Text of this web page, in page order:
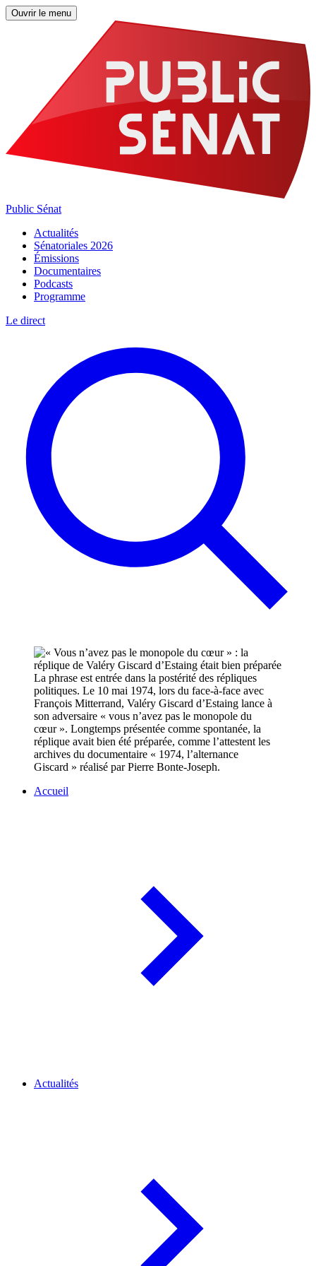
Ouvrir le menu
Public Sénat
Actualités
Sénatoriales 2026
Émissions
Documentaires
Podcasts
Programme
Le direct
La phrase est entrée dans la postérité des répliques
politiques. Le 10 mai 1974, lors du face-à-face avec
François Mitterrand, Valéry Giscard d’Estaing lance à
son adversaire « vous n’avez pas le monopole du
cœur ». Longtemps présentée comme spontanée, la
réplique avait bien été préparée, comme l’attestent les
archives du documentaire « 1974, l’alternance
Giscard » réalisé par Pierre Bonte-Joseph.
Accueil
Actualités